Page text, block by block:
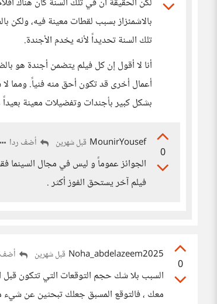
بالاشمئزاز بسبب لقطات معينة فيه، ولكن
تلك السنة تحديداً لأنه يخدم الأجندة.
أنا لا أقول إن كل فيلم يتضمن أجندة هو
أعمال أخرى قد تكون أحق منه فنياً. ومما
بشكل كبير بأجندات وتفضيلات معينة بعيداً
0
MounirYousef قبل شهرين أضف ردا
الجوائز عموماً و ليس في مجال
فيلم آخر يستحق الفوز أكثر .
0
Noha_abdelazeem2025 قبل شهرين أضف
السبب بلا شك حجم التوقعات التي تتكون قبل
معك ، فالتوقع المسبق جعلك تبحثين عن شيء